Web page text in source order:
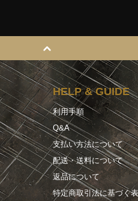
HELP & GUIDE
利用手順
Q&A
支払い方法について
配送・送料について
返品について
特定商取引法に基づく